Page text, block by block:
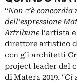
“Non c’è concordia
dell’espressione
Artribune l’artista
direttore artistico
con gli architetti
project leader del
di Matera 2019. “Ci